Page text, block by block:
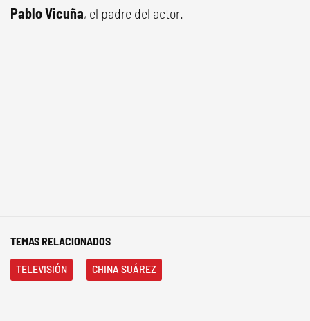
Pablo Vicuña, el padre del actor.
TEMAS RELACIONADOS
TELEVISIÓN CHINA SUÁREZ